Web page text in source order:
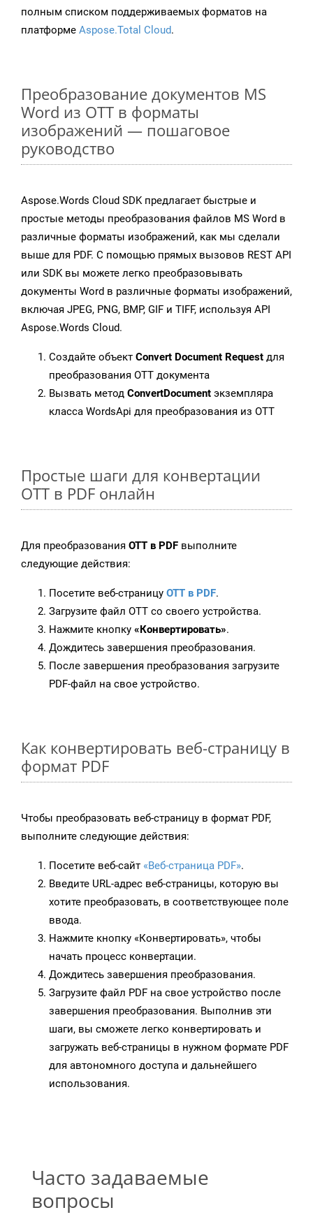
полным списком поддерживаемых форматов на
платформе Aspose.Total Cloud.
Преобразование документов MS
Word из OTT в форматы
изображений — пошаговое
руководство
Aspose.Words Cloud SDK предлагает быстрые и
простые методы преобразования файлов MS Word в
различные форматы изображений, как мы сделали
выше для PDF. С помощью прямых вызовов REST API
или SDK вы можете легко преобразовывать
документы Word в различные форматы изображений,
включая JPEG, PNG, BMP, GIF и TIFF, используя API
Aspose.Words Cloud.
Создайте объект Convert Document Request для
преобразования OTT документа
Вызвать метод ConvertDocument экземпляра
класса WordsApi для преобразования из OTT
Простые шаги для конвертации
OTT в PDF онлайн
Для преобразования OTT в PDF выполните
следующие действия:
Посетите веб-страницу OTT в PDF.
Загрузите файл OTT со своего устройства.
Нажмите кнопку «Конвертировать».
Дождитесь завершения преобразования.
После завершения преобразования загрузите
PDF-файл на свое устройство.
Как конвертировать веб-страницу в
формат PDF
Чтобы преобразовать веб-страницу в формат PDF,
выполните следующие действия:
Посетите веб-сайт «Веб-страница PDF».
Введите URL-адрес веб-страницы, которую вы
хотите преобразовать, в соответствующее поле
ввода.
Нажмите кнопку «Конвертировать», чтобы
начать процесс конвертации.
Дождитесь завершения преобразования.
Загрузите файл PDF на свое устройство после
завершения преобразования. Выполнив эти
шаги, вы сможете легко конвертировать и
загружать веб-страницы в нужном формате PDF
для автономного доступа и дальнейшего
использования.
Часто задаваемые
вопросы